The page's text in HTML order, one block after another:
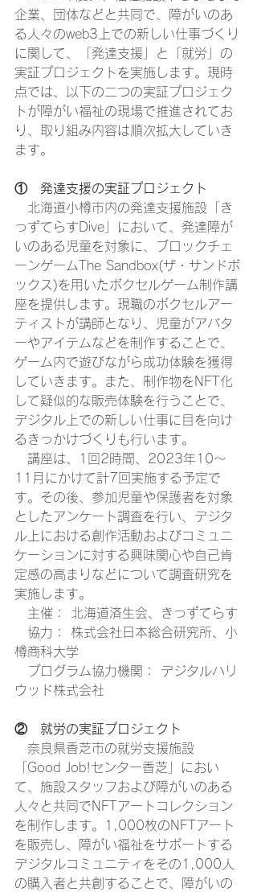
企業、団体などと共同で、障がいのあ
る人々のweb3上での新しい仕事づくり
に関して、「発達支援」と「就労」の
実証プロジェクトを実施します。現時
点では、以下の二つの実証プロジェク
トが障がい福祉の現場で推進されてお
り、取り組み内容は順次拡大していき
ます。
①　発達支援の実証プロジェクト
北海道小樽市内の発達支援施設「き
っずてらすDive」において、発達障が
いのある児童を対象に、ブロックチェ
ーンゲームThe Sandbox(ザ・サンドボ
ックス)を用いたボクセルゲーム制作講
座を提供します。現職のボクセルアー
ティストが講師となり、児童がアバタ
ーやアイテムなどを制作することで、
ゲーム内で遊びながら成功体験を獲得
していきます。また、制作物をNFT化
して疑似的な販売体験を行うことで、
デジタル上での新しい仕事に目を向け
るきっかけづくりも行います。
講座は、1回2時間、2023年10～
11月にかけて計7回実施する予定で
す。その後、参加児童や保護者を対象
としたアンケート調査を行い、デジタ
ル上における創作活動およびコミュニ
ケーションに対する興味関心や自己肯
定感の高まりなどについて調査研究を
実施します。
主催： 北海道済生会、きっずてらす
協力： 株式会社日本総合研究所、小
樽商科大学
プログラム協力機関： デジタルハリ
ウッド株式会社
②　就労の実証プロジェクト
奈良県香芝市の就労支援施設
「Good Job!センター香芝」におい
て、施設スタッフおよび障がいのある
人々と共同でNFTアートコレクション
を制作します。1,000枚のNFTアート
を販売し、障がい福祉をサポートする
デジタルコミュニティをその1,000人
の購入者と共創することで、障がいの